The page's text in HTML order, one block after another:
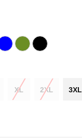
XL 2XL 3XL